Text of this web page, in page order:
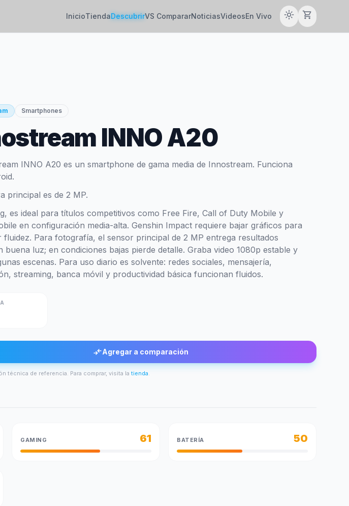
InicioTiendaDescubrirVS CompararNoticiasVideosEn Vivo light_mode shopping_cart
Smartphones
INNO A20
INNO A20 es un smartphone de gama media de Innostream. Funciona
principal es de 2 MP.
es ideal para títulos competitivos como Free Fire, Call of Duty Mobile y
en configuración media-alta. Genshin Impact requiere bajar gráficos para
fluidez. Para fotografía, el sensor principal de 2 MP entrega resultados
buena luz; en condiciones bajas pierde detalle. Graba video 1080p estable y
escenas. Para uso diario es solvente: redes sociales, mensajería,
streaming, banca móvil y productividad básica funcionan fluidos.
compare_arrowsAgregar a comparación
técnica de referencia. Para comprar, visita la tienda.
GAMING 61 BATERÍA 50